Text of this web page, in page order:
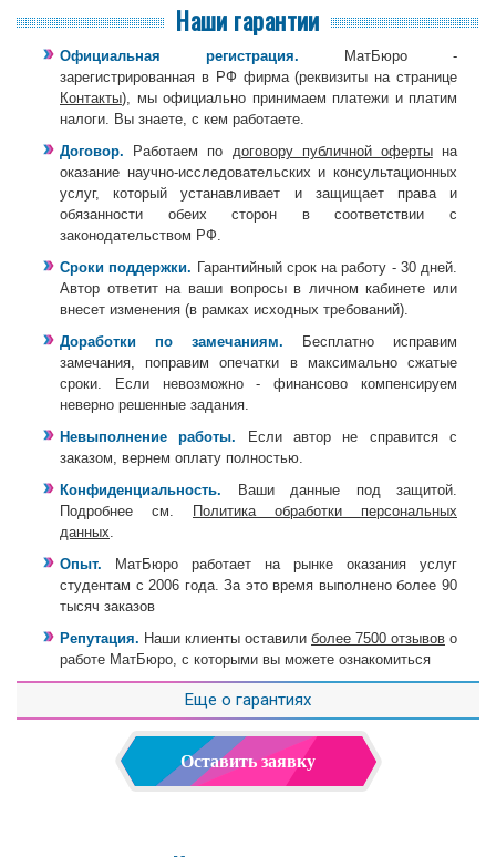
Наши гарантии
Официальная регистрация. МатБюро -
зарегистрированная в РФ фирма (реквизиты на странице
Контакты), мы официально принимаем платежи и платим
налоги. Вы знаете, с кем работаете.
Договор. Работаем по договору публичной офертына
оказание научно-исследовательских и консультационных
услуг, который устанавливает и защищает права и
обязанности обеих сторон в соответствии с
законодательством РФ.
Сроки поддержки. Гарантийный срок на работу - 30 дней.
Автор ответит на ваши вопросы в личном кабинете или
внесет изменения (в рамках исходных требований).
Доработки по замечаниям. Бесплатно исправим
замечания, поправим опечатки в максимально сжатые
сроки. Если невозможно - финансово компенсируем
неверно решенные задания.
Невыполнение работы. Если автор не справится с
заказом, вернем оплату полностью.
Конфиденциальность. Ваши данные под защитой.
Подробнее см.
Политика обработки персональных
данных
Опыт. МатБюро работает на рынке оказания услуг
студентам с 2006 года. За это время выполнено более 90
тысяч заказов
Репутация. Наши клиенты оставили более 7500 отзывов о
работе МатБюро, с которыми вы можете ознакомиться
Еще о гарантиях
Оставить заявку